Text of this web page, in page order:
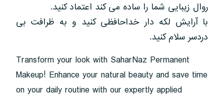
روال زیبایی شما را ساده می کند اعتماد کنید.
با آرایش لکه دار خداحافظی کنید و به ظرافت بی
دردسر سلام کنید.
Transform your look with SaharNaz Permanent
Makeup! Enhance your natural beauty and save time
on your daily routine with our expertly applied